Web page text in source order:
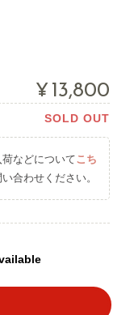
¥13,800
SOLD OUT
などについてこち
合わせください。